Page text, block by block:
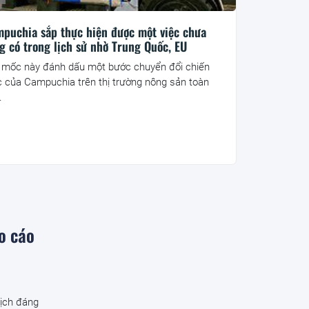
sắp thực hiện được một việc chưa
có trong lịch sử nhờ Trung Quốc, EU
này đánh dấu một bước chuyển đổi chiến
của Campuchia trên thị trường nông sản toàn
cáo
đáng